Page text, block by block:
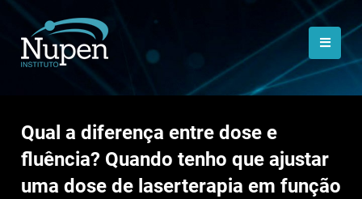
Qual a diferença entre dose e
fluência? Quando tenho que ajustar
uma dose de laserterapia em função